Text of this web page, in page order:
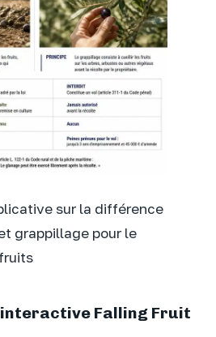
sur la différence
grappillage pour le
Falling Fruit